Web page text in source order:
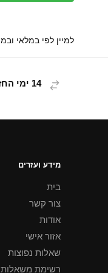
14 ימי החזרת מוצר
מידע ועזרים
בית
צור קשר
אודות
אזור אישי
שאלות נפוצות
רשימת משאלות